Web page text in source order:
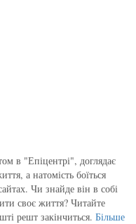
в "Епіцентрі", доглядає
а натомість боїться
Чи знайде він в собі
своє життя? Читайте
решт закінчиться. Більше